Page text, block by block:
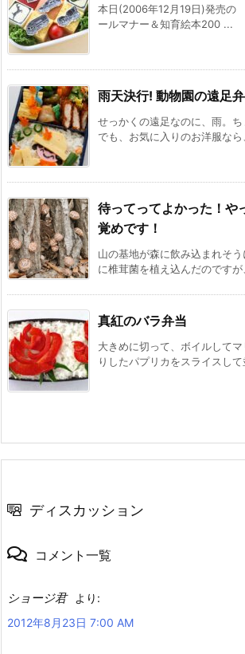
本日(2006年12月19日)発売の
ールマナー＆知育絵本200 ...
雨天決行! 動物園の遠足
せっかくの遠足なのに、雨。ち
でも、お気に入りのお洋服な
待ってってよかった！や
覚めです！
山の基地が森に飲み込まれそ
に椎茸菌を植え込んだのです
真紅のバラ弁当
大きめに切って、ボイルして
りしたパプリカをスライスし
ディスカッション
コメント一覧
ショージ君
より:
2012年8月23日 7:00 AM